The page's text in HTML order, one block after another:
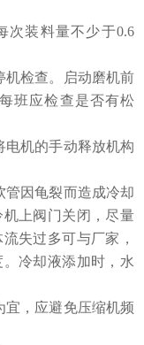
次装料量不少于0.6
机检查。启动磨机前
班应检查是否有松
电机的手动释放机构
管因龟裂而造成冷却
上阀门关闭，尽量
失过多可与厂家，
冷却液添加时，水
宜，应避免压缩机频